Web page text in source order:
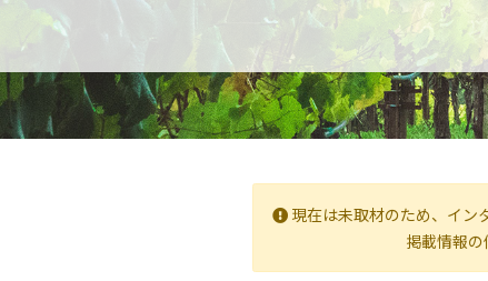
現在は未取材のため、イン
掲載情報